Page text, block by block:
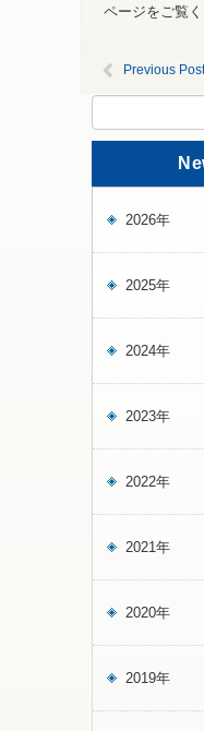
ページをご覧く
Previous Post
2026年
2025年
2024年
2023年
2022年
2021年
2020年
2019年